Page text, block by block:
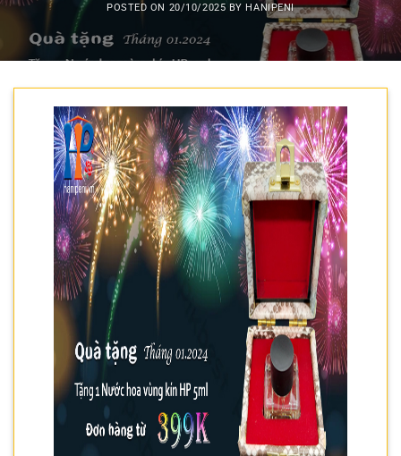
POSTED ON 20/10/2025 BY HANIPENI